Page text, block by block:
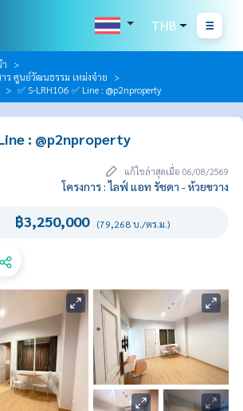
THB
ร ศูนย์วัฒนธรรม เหม่งจ๋าย
✅ S-LRH106 ✅ Line : @p2nproperty
: @p2nproperty
แก้ไขล่าสุดเมื่อ 06/08/2569
โครงการ : ไลฟ์ แอท รัชดา - ห้วยขวาง
฿3,250,000 (79,268 บ./ตร.ม.)